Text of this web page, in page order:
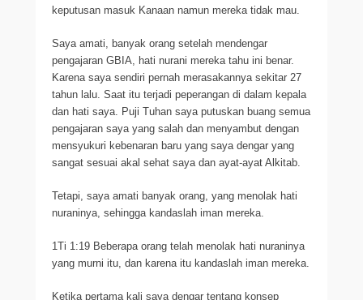
keputusan masuk Kanaan namun mereka tidak mau.
Saya amati, banyak orang setelah mendengar
pengajaran GBIA, hati nurani mereka tahu ini benar.
Karena saya sendiri pernah merasakannya sekitar 27
tahun lalu. Saat itu terjadi peperangan di dalam kepala
dan hati saya. Puji Tuhan saya putuskan buang semua
pengajaran saya yang salah dan menyambut dengan
mensyukuri kebenaran baru yang saya dengar yang
sangat sesuai akal sehat saya dan ayat-ayat Alkitab.
Tetapi, saya amati banyak orang, yang menolak hati
nuraninya, sehingga kandaslah iman mereka.
1Ti 1:19 Beberapa orang telah menolak hati nuraninya
yang murni itu, dan karena itu kandaslah iman mereka.
Ketika pertama kali saya dengar tentang konsep